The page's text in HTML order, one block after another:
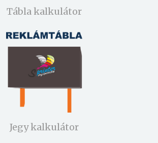
Tábla kalkulátor
Jegy kalkulátor